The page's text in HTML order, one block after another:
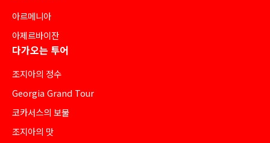
아르메니아
아제르바이잔
다가오는 투어
조지아의 정수
Georgia Grand Tour
코카서스의 보물
조지아의 맛